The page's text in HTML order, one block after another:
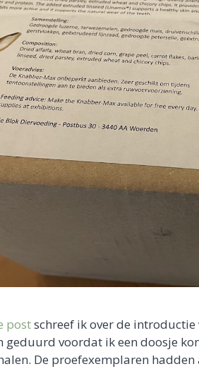
postschreef ik over de
geduurd voordat ik een doosje
De proefexemplaren